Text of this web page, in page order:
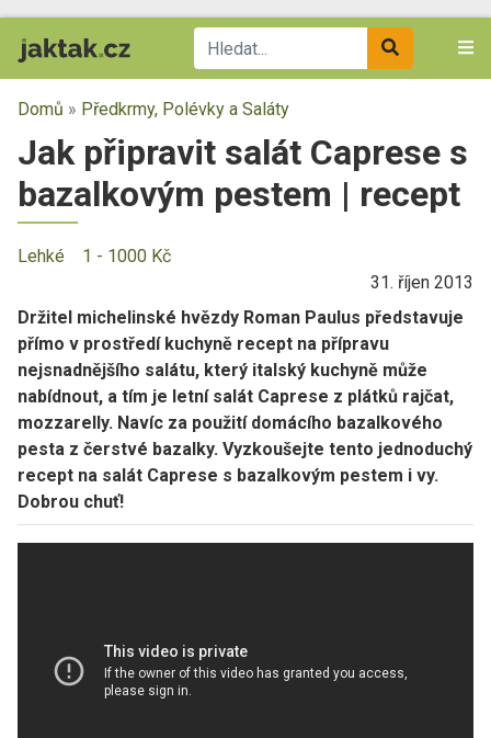
Domů » Předkrmy, Polévky a Saláty
Jak připravit salát Caprese s
bazalkovým pestem | recept
Lehké
1 - 1000 Kč
31. říjen 2013
Držitel michelinské hvězdy Roman Paulus představuje
přímo v prostředí kuchyně recept na přípravu
nejsnadnějšího salátu, který italský kuchyně může
nabídnout, a tím je letní salát Caprese z plátků rajčat,
mozzarelly. Navíc za použití domácího bazalkového
pesta z čerstvé bazalky. Vyzkoušejte tento jednoduchý
recept na salát Caprese s bazalkovým pestem i vy.
Dobrou chuť!